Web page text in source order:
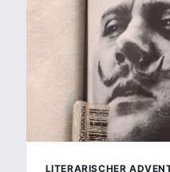
ÜBER
LIEBE,
UND
LITERARISCHER